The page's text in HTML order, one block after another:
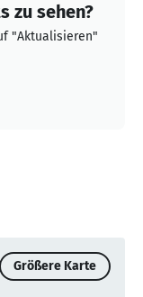
zu sehen?
"Aktualisieren"
Größere Karte